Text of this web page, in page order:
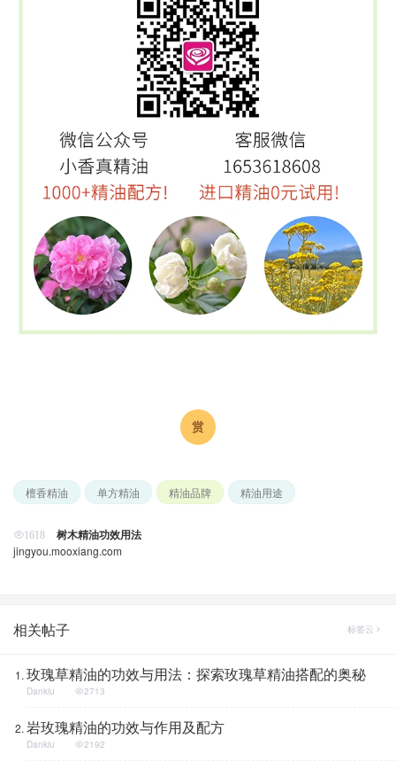
檀香精油 单方精油 精油品牌 精油用途
1618 树木精油功效用法
jingyou.mooxiang.com
相关帖子 标签云
玫瑰草精油的功效与用法：探索玫瑰草精油搭配的奥秘
Dankiu 2713
岩玫瑰精油的功效与作用及配方
Dankiu 2192